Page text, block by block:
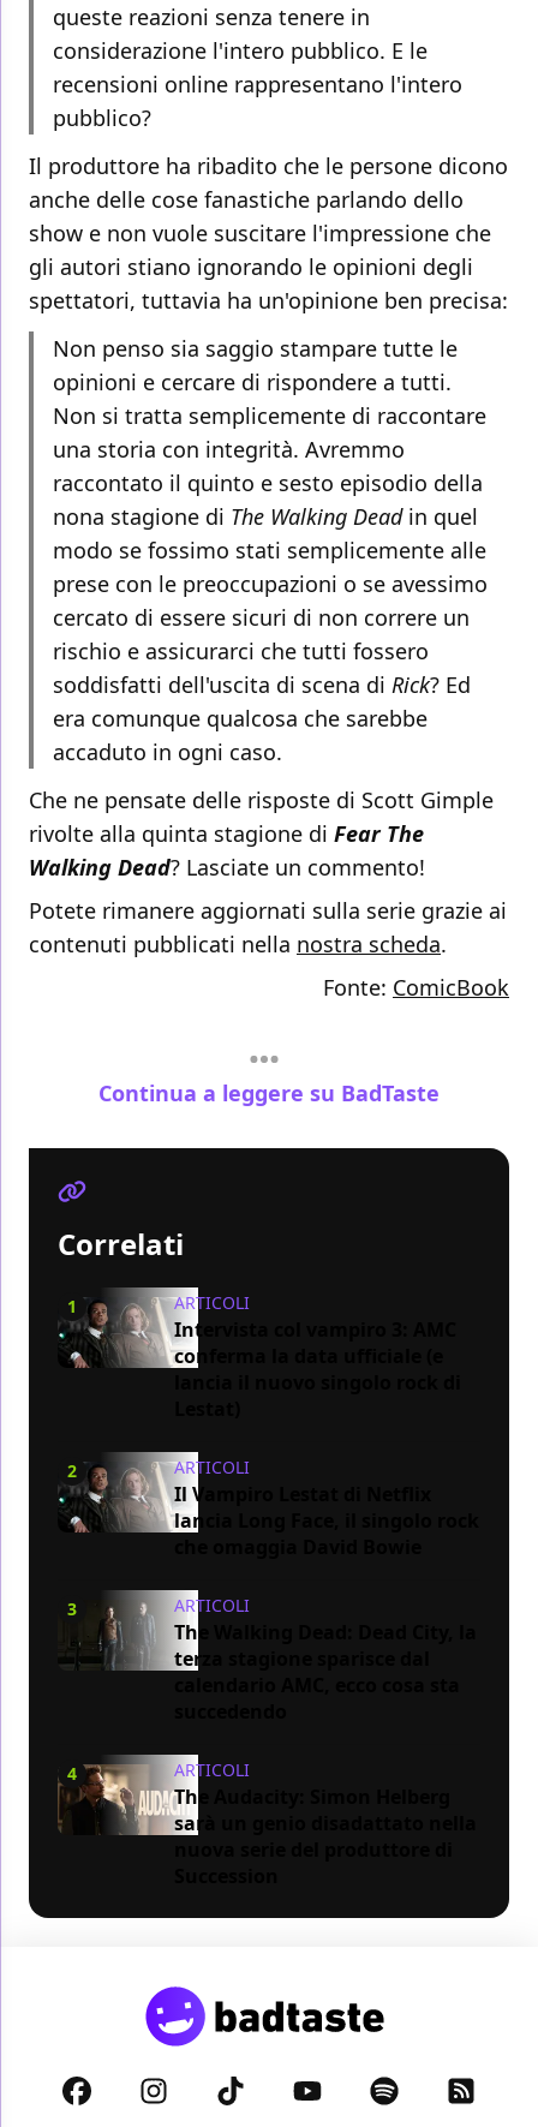
queste reazioni senza tenere in
considerazione l'intero pubblico. E le
recensioni online rappresentano l'intero
pubblico?
Il produttore ha ribadito che le persone dicono
anche delle cose fanastiche parlando dello
show e non vuole suscitare l'impressione che
gli autori stiano ignorando le opinioni degli
spettatori, tuttavia ha un'opinione ben precisa:
Non penso sia saggio stampare tutte le
opinioni e cercare di rispondere a tutti.
Non si tratta semplicemente di raccontare
una storia con integrità. Avremmo
raccontato il quinto e sesto episodio della
nona stagione di The Walking Deadin quel
modo se fossimo stati semplicemente alle
prese con le preoccupazioni o se avessimo
cercato di essere sicuri di non correre un
rischio e assicurarci che tutti fossero
soddisfatti dell'uscita di scena di Rick? Ed
era comunque qualcosa che sarebbe
accaduto in ogni caso.
Che ne pensate delle risposte di Scott Gimple
rivolte alla quinta stagione di Fear The
Walking Dead? Lasciate un commento!
Potete rimanere aggiornati sulla serie grazie ai
contenuti pubblicati nella nostra scheda.
Fonte: ComicBook
Continua a leggere su BadTaste
Correlati
1 ARTICOLI
Intervista col vampiro 3: AMC
conferma la data ufficiale (e
2 ARTICOLI
Il Vampiro Lestat di Netflix
lancia Long Face, il singolo rock
3 ARTICOLI
The Walking Dead: Dead City, la
terza stagione sparisce dal
4 ARTICOLI
The Audacity: Simon Helberg
sarà un genio disadattato nella